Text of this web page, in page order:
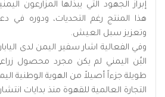
إبراز الجهود التي يبذلها المزارعون
هذا المنتج رغم التحديات، ودوره في
وتعزيز سبل العيش.
وفي الفعالية اشار سفير اليمن لدى
البُن اليمني لم يكن مجرد محصول
طويلة جزءاً أصيلاً من الهوية الوطنية
التجارة العالمية للقهوة منذ بدايات